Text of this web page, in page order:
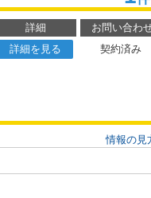
詳細
お問い合わ
詳細を見る
契約済み
情報の見